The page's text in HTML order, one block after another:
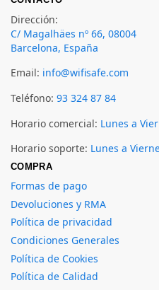
Dirección:
C/ Magalhäes nº 66, 08004
Barcelona, España
Email: info@wifisafe.com
Teléfono: 93 324 87 84
Horario comercial: Lunes a
Horario soporte: Lunes a
COMPRA
Formas de pago
Devoluciones y RMA
Política de privacidad
Condiciones Generales
Política de Cookies
Política de Calidad